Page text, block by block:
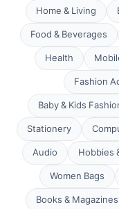
Home & Living
Food & Beverages
Health
Fashion
Baby & Kids
Stationery
Audio
Hobbies
Women Bags
Books & Magazines